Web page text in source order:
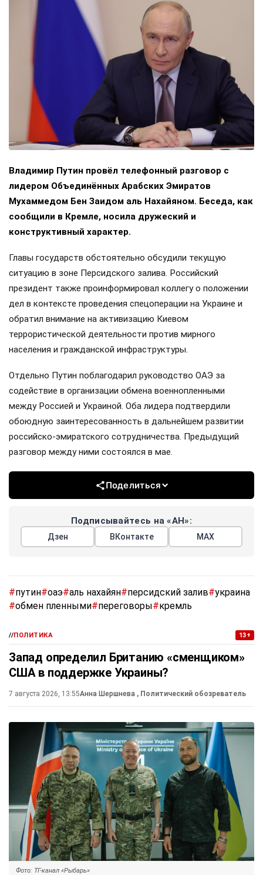
Владимир Путин провёл телефонный разговор с
лидером Объединённых Арабских Эмиратов
Мухаммедом Бен Заидом аль Нахайяном. Беседа, как
сообщили в Кремле, носила дружеский и
конструктивный характер.
Главы государств обстоятельно обсудили текущую
ситуацию в зоне Персидского залива. Российский
президент также проинформировал коллегу о положении
дел в контексте проведения спецоперации на Украине и
обратил внимание на активизацию Киевом
террористической деятельности против мирного
населения и гражданской инфраструктуры.
Отдельно Путин поблагодарил руководство ОАЭ за
содействие в организации обмена военнопленными
между Россией и Украиной. Оба лидера подтвердили
обоюдную заинтересованность в дальнейшем развитии
российско-эмиратского сотрудничества. Предыдущий
разговор между ними состоялся в мае.
Поделиться
Подписывайтесь на «АН»:
Дзен ВКонтакте МАХ
#путин#оаэ#аль нахайян#персидский залив#украина
#обмен пленными#переговоры#кремль
//ПОЛИТИКА 13+
Запад определил Британию «сменщиком»
США в поддержке Украины?
7 августа 2026, 13:55Анна Шершнева , Политический обозреватель
Фото: ТГ-канал «Рыбарь»